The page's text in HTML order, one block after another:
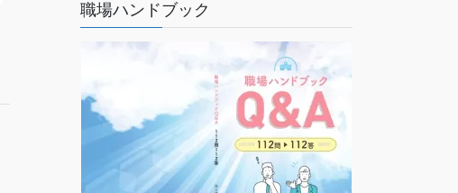
職場ハンドブック